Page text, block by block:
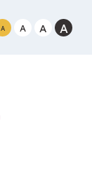
A A A A